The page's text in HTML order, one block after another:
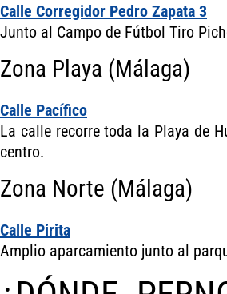
Calle Corregidor Pedro Zapata 3
Junto al Campo de Fútbol Tiro
Zona Playa (Málaga)
Calle Pacífico
La calle recorre toda la Playa de
centro.
Zona Norte (Málaga)
Calle Pirita
Amplio aparcamiento junto al